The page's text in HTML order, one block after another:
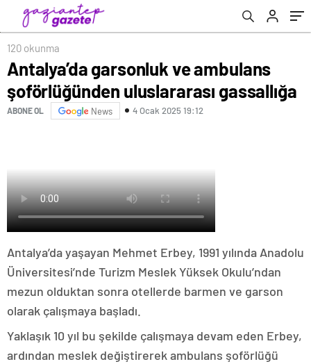
120 okunma
Antalya’da garsonluk ve ambulans
şoförlüğünden uluslararası gassallığa
ABONE OL News 4 Ocak 2025 19:12
Antalya’da yaşayan Mehmet Erbey, 1991 yılında Anadolu
Üniversitesi’nde Turizm Meslek Yüksek Okulu’ndan
mezun olduktan sonra otellerde barmen ve garson
olarak çalışmaya başladı.
Yaklaşık 10 yıl bu şekilde çalışmaya devam eden Erbey,
ardından meslek değiştirerek ambulans şoförlüğü